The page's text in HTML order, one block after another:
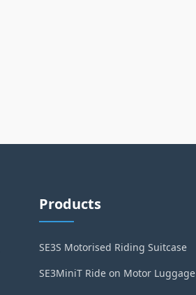
Products
SE3S Motorised Riding Suitcase
SE3MiniT Ride on Motor Luggage